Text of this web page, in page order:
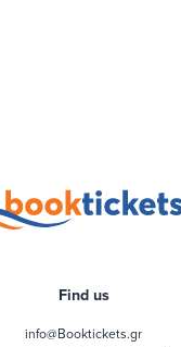
Find us
info@Booktickets.gr